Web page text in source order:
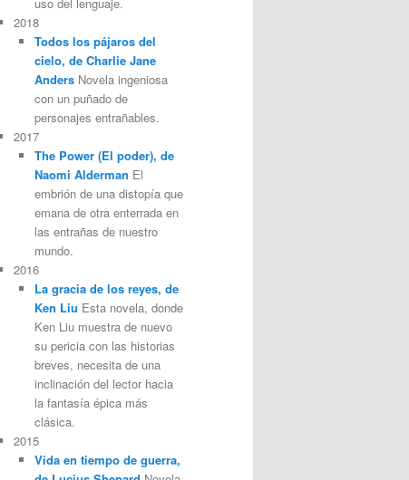
2018
Todos los pájaros del
cielo, de Charlie Jane
AndersNovela ingeniosa
con un puñado de
personajes entrañables.
2017
The Power (El poder), de
Naomi Alderman El
embrión de una distopía que
emana de otra enterrada en
las entrañas de nuestro
mundo.
2016
La gracia de los reyes, de
Ken Liu Esta novela, donde
Ken Liu muestra de nuevo
su pericia con las historias
breves, necesita de una
inclinación del lector hacia
la fantasía épica más
clásica.
2015
Vida en tiempo de guerra,